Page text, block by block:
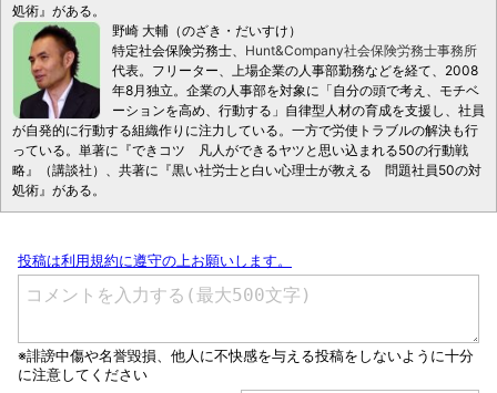
処術』がある。
野崎 大輔（のざき・だいすけ）
特定社会保険労務士、 Hunt&Company社会保険労務士事務所
代表。フリーター、上場企業の人事部勤務などを経て、2008
年8月独立。企業の人事部を対象に「自分の頭で考え、モチベ
ーションを高め、行動する」自律型人材の育成を支援し、社員
が自発的に行動する組織作りに注力している。一方で労使トラブルの解決も行
っている。単著に『できコツ 凡人ができるヤツと思い込まれる50の行動戦
略』（講談社）、共著に『黒い社労士と白い心理士が教える 問題社員50の対
処術』がある。